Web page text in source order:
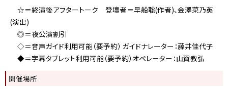
☆＝終演後アフタートーク 登壇者＝早船聡(作者)、金澤菜乃英
(演出)
◎＝夜公演割引
◇＝音声ガイド利用可能（要予約） ガイドナレーター：藤井佳代子
◆＝字幕タブレット利用可能（要予約）オペレーター：山賀教弘
開催場所